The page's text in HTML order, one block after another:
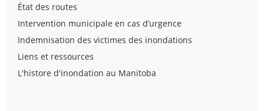
État des routes
Intervention municipale en cas d’urgence
Indemnisation des victimes des inondations
Liens et ressources
L'histore d'inondation au Manitoba